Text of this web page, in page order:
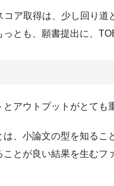
ア取得は、少し回り
とも、願書提出に、
アウトプットがとても
、小論文の型を知るこ
とが良い結果を生むフ